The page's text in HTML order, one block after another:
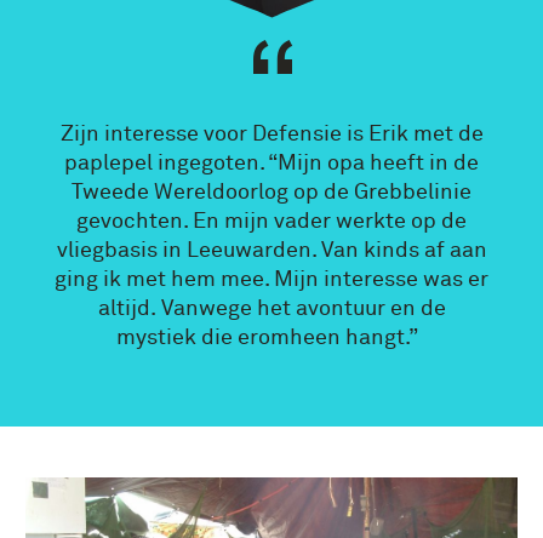
Zijn interesse voor Defensie is Erik met de
paplepel ingegoten. “Mijn opa heeft in de
Tweede Wereldoorlog op de Grebbelinie
gevochten. En mijn vader werkte op de
vliegbasis in Leeuwarden. Van kinds af aan
ging ik met hem mee. Mijn interesse was er
altijd. Vanwege het avontuur en de
mystiek die eromheen hangt.”